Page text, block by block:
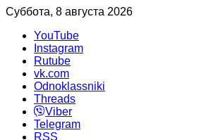
Суббота, 8 августа 2026
YouTube
Instagram
Rutube
vk.com
Odnoklassniki
Threads
Viber
Telegram
RSS